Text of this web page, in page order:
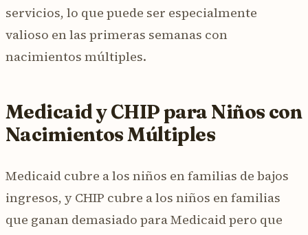
servicios, lo que puede ser especialmente
valioso en las primeras semanas con
nacimientos múltiples.
Medicaid y CHIP para Niños con
Nacimientos Múltiples
Medicaid cubre a los niños en familias de bajos
ingresos, y CHIP cubre a los niños en familias
que ganan demasiado para Medicaid pero que